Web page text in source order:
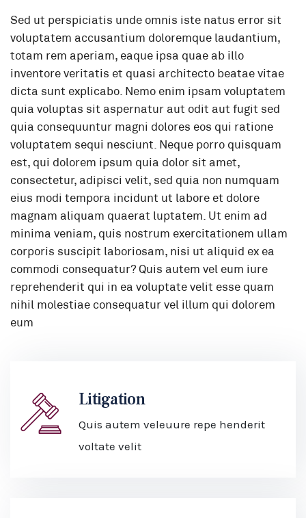
Sed ut perspiciatis unde omnis iste natus error sit
voluptatem accusantium doloremque laudantium,
totam rem aperiam, eaque ipsa quae ab illo
inventore veritatis et quasi architecto beatae vitae
dicta sunt explicabo. Nemo enim ipsam voluptatem
quia voluptas sit aspernatur aut odit aut fugit sed
quia consequuntur magni dolores eos qui ratione
voluptatem sequi nesciunt. Neque porro quisquam
est, qui dolorem ipsum quia dolor sit amet,
consectetur, adipisci velit, sed quia non numquam
eius modi tempora incidunt ut labore et dolore
magnam aliquam quaerat luptatem. Ut enim ad
minima veniam, quis nostrum exercitationem ullam
corporis suscipit laboriosam, nisi ut aliquid ex ea
commodi consequatur? Quis autem vel eum iure
reprehenderit qui in ea voluptate velit esse quam
nihil molestiae consequatur vel illum qui dolorem
eum
Litigation
Quis autem veleuure repe henderit
voltate velit